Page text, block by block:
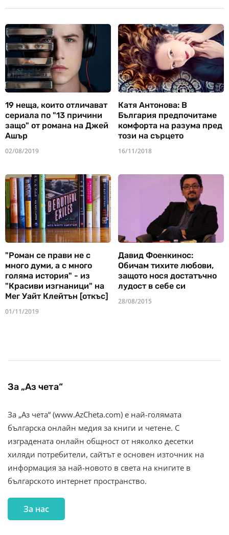
19 неща, които отличават
сериала по "13 причини
защо" от романа на Джей
Ашър
02/08/2019
Катя Антонова: В
България предпочитаме
комфорта на разума пред
този на сърцето
16/11/2018
"Роман се прави не с
много думи, а с много
голяма история" - из
"Красиви изгнаници" на
Мег Уайт Клейтън [откъс]
01/11/2019
Давид Фоенкинос:
Обичам тихите любови,
защото нося достатъчно
лудост в себе си
28/08/2015
За „Аз чета“
За „Аз чета“ (www.AzCheta.com) е най-голямата
българска онлайн медия за книги и четене. С
изградената онлайн общност от няколко десетки
хиляди потребители, сайтът е основен източник на
информация за най-новото в света на книгите в
българското интернет пространство.
За нас